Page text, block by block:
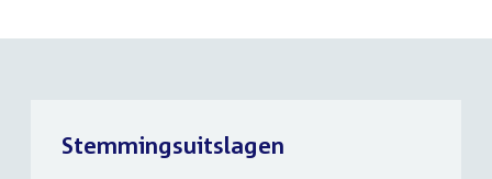
Stemmingsuitslagen